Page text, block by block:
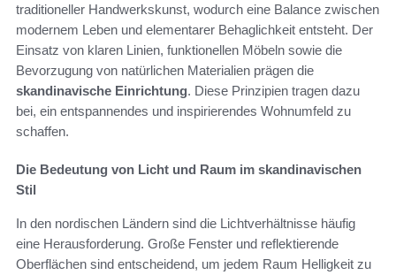
traditioneller Handwerkskunst, wodurch eine Balance zwischen
modernem Leben und elementarer Behaglichkeit entsteht. Der
Einsatz von klaren Linien, funktionellen Möbeln sowie die
Bevorzugung von natürlichen Materialien prägen die
skandinavische Einrichtung. Diese Prinzipien tragen dazu
bei, ein entspannendes und inspirierendes Wohnumfeld zu
schaffen.
Die Bedeutung von Licht und Raum im skandinavischen
Stil
In den nordischen Ländern sind die Lichtverhältnisse häufig
eine Herausforderung. Große Fenster und reflektierende
Oberflächen sind entscheidend, um jedem Raum Helligkeit zu